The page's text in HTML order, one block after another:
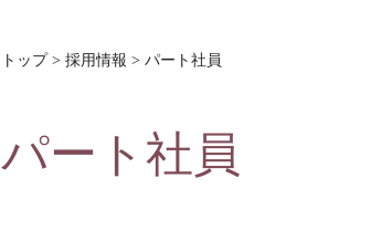
トップ> 採用情報 > パート社員
パート社員